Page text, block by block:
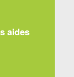
aides